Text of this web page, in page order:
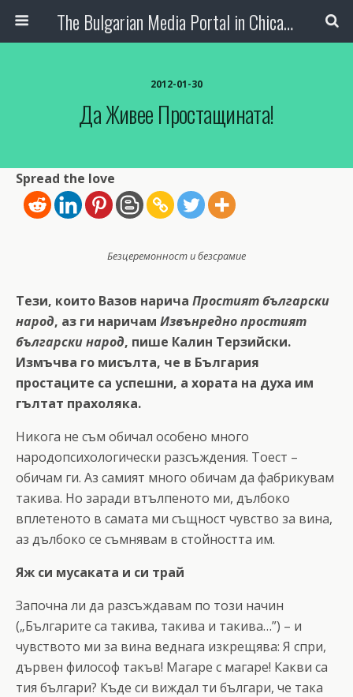
The Bulgarian Media Portal in Chicago
2012-01-30
Да Живее Простащината!
Spread the love
Безцеремонност и безсрамие
Тези, които Вазов нарича Простият български
народ, аз ги наричам Извънредно простият
български народ, пише Калин Терзийски.
Измъчва го мисълта, че в България
простаците са успешни, а хората на духа им
гълтат прахоляка.
Никога не съм обичал особено много
народопсихологически разсъждения. Тоест –
обичам ги. Аз самият много обичам да фабрикувам
такива. Но заради втълпеното ми, дълбоко
вплетеното в самата ми същност чувство за вина,
аз дълбоко се съмнявам в стойността им.
Яж си мусаката и си трай
Започна ли да разсъждавам по този начин
(„Българите са такива, такива и такива…”) – и
чувството ми за вина веднага изкрещява: Я спри,
дървен философ такъв! Магаре с магаре! Какви са
тия българи? Къде си виждал ти българи, че така